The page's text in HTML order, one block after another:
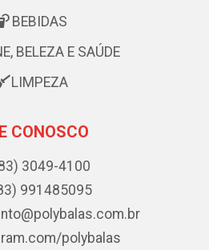
BEBIDAS
BELEZA E SAÚDE
LIMPEZA
CONOSCO
3049-4100
991485095
polybalas